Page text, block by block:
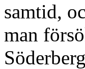
samtid,
man